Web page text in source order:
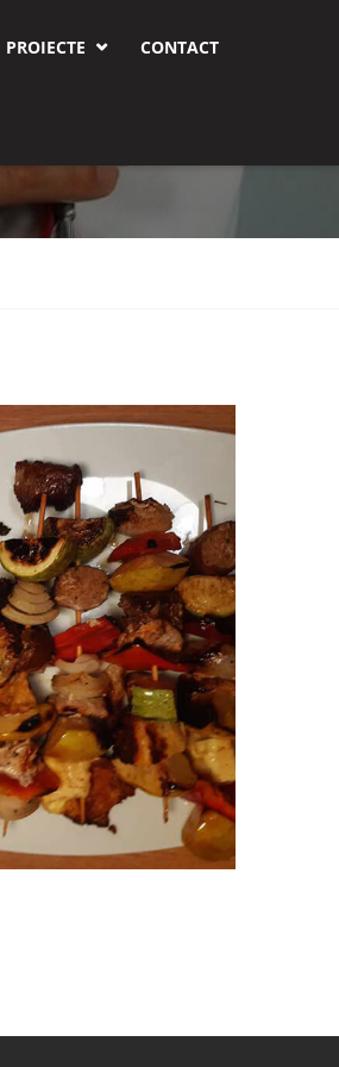
PROIECTE  CONTACT